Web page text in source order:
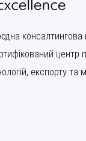
консалтингова
центр
експорту